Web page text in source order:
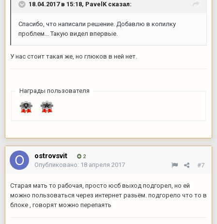
18.04.2017 в 15:18, PavelKсказал:
Спасибо, что написали решение. Добавлю в копилку
проблем... Такую видел впервые.
У нас стоит такая же, но глюков в ней нет.
Награды пользователя
ostrovsvit 2
#7
Опубликовано: 18 апреля 2017
Старая мать то рабочая, просто юсб выход подгорел, но ей
можно пользоваться через интернет разьём. подгорело что то в
блоке , говорят можно перепаять